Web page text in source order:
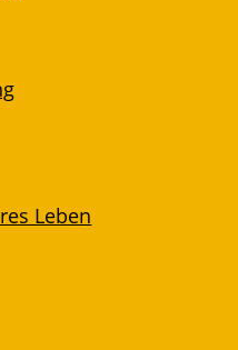
Leben